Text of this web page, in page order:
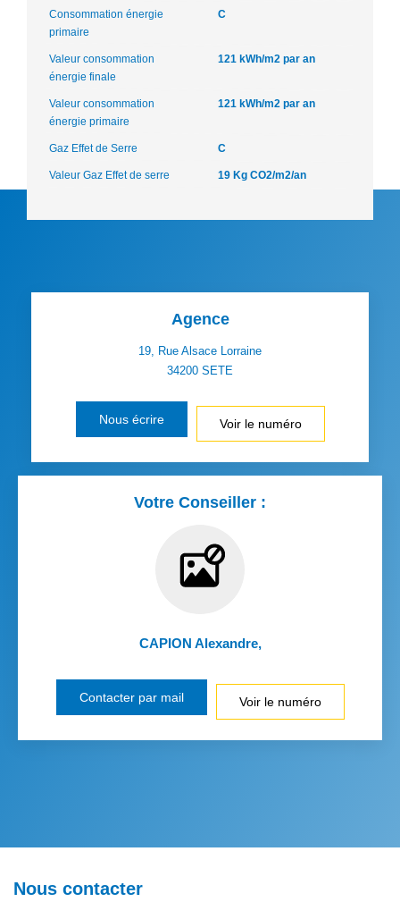
Consommation énergie
primaire
C
Valeur consommation
énergie finale
121 kWh/m2 par an
Valeur consommation
énergie primaire
121 kWh/m2 par an
Gaz Effet de Serre C
Valeur Gaz Effet de serre 19 Kg CO2/m2/an
Agence
19, Rue Alsace Lorraine
34200 SETE
Nous écrire Voir le numéro
Votre Conseiller :
CAPION Alexandre,
Contacter par mail Voir le numéro
Nous contacter